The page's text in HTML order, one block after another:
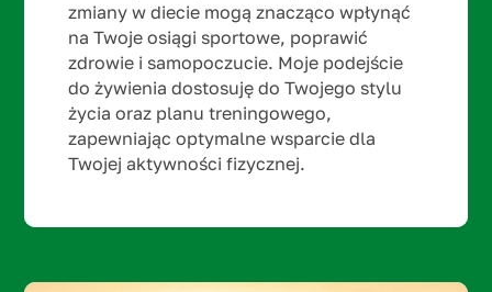
zmiany w diecie mogą znacząco wpłynąć
na Twoje osiągi sportowe, poprawić
zdrowie i samopoczucie. Moje podejście
do żywienia dostosuję do Twojego stylu
życia oraz planu treningowego,
zapewniając optymalne wsparcie dla
Twojej aktywności fizycznej.